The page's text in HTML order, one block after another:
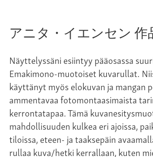
アニタ・イエンセン 作
Näyttelyssäni esiintyy pääosassa
Emakimono-muotoiset kuvarullat.
käyttänyt myös elokuvan ja mangan
ammentavaa fotomontaasimaista
kerrontatapaa. Tämä
mahdollisuuden kulkea eri ajoissa,
tiloissa, eteen- ja taaksepäin
rullaa kuva/hetki kerrallaan, kuten